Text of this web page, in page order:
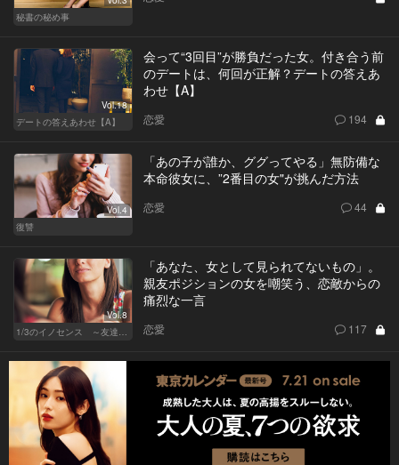
秘書の秘め事
Vol.18
デートの答えあわせ【A】
会って“3回目”が勝負だった女。付き合う前
のデートは、何回が正解？デートの答えあ
わせ【A】
恋愛 194
Vol.4
復讐
「あの子が誰か、ググってやる」無防備な
本命彼女に、”2番目の女"が挑んだ方法
恋愛 44
Vol.8
「あなた、女として見られてないもの」。
親友ポジションの女を嘲笑う、恋敵からの
痛烈な一言
恋愛 117